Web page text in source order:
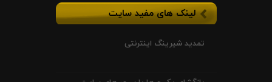
لینک های مفید سایت
تمدید شیرینگ اینترنتی